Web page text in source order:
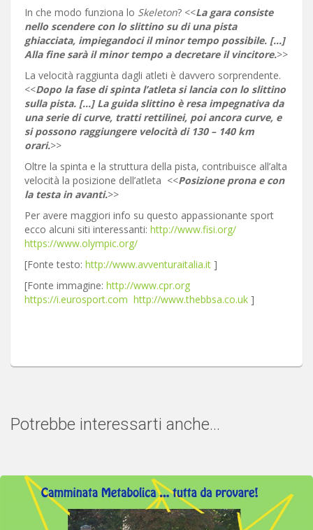
In che modo funziona lo Skeleton? <<La gara consiste
nello scendere con lo slittino su di una pista
ghiacciata, impiegandoci il minor tempo possibile. […]
Alla fine sarà il minor tempo a decretare il vincitore.>>
La velocità raggiunta dagli atleti è davvero sorprendente.
<<Dopo la fase di spinta l’atleta si lancia con lo slittino
sulla pista. […] La guida slittino è resa impegnativa da
una serie di curve, tratti rettilinei, poi ancora curve, e
si possono raggiungere velocità di 130 – 140 km
orari.>>
Oltre la spinta e la struttura della pista, contribuisce all’alta
velocità la posizione dell’atleta <<Posizione prona e con
la testa in avanti.>>
Per avere maggiori info su questo appassionante sport
ecco alcuni siti interessanti: http://www.fisi.org/
https://www.olympic.org/
[Fonte testo: http://www.avventuraitalia.it ]
[Fonte immagine: http://www.cpr.org
https://i.eurosport.com http://www.thebbsa.co.uk ]
Potrebbe interessarti anche...